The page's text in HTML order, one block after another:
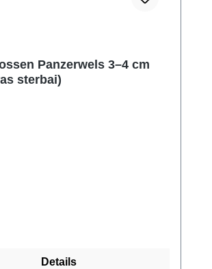
Panzerwels 3–4 cm
sterbai)
Details